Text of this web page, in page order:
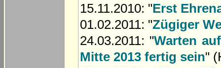
15.11.2010: "Erst
01.02.2011: "Zügiger
24.03.2011: "Warten
Mitte 2013 fertig sein"